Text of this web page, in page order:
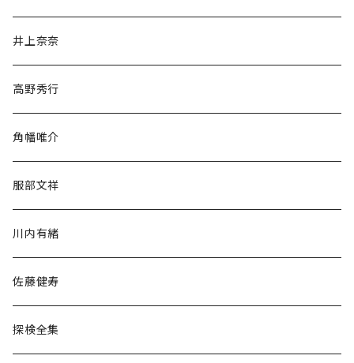
文学・小説・物語
随筆・ノンフィクション・その他
民族・風習
言語・ことば
井上奈奈
高野秀行
角幡唯介
服部文祥
川内有緒
佐藤健寿
探検全集